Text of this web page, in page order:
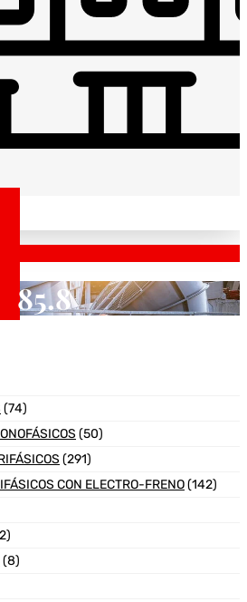
85.8
(74)
(50)
(291)
CON ELECTRO-FRENO(142)
(8)